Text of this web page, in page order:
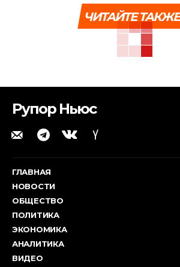
ЧИТАЙТЕ ТАКЖЕ
Рупор Ньюс
ГЛАВНАЯ
НОВОСТИ
ОБЩЕСТВО
ПОЛИТИКА
ЭКОНОМИКА
АНАЛИТИКА
ВИДЕО